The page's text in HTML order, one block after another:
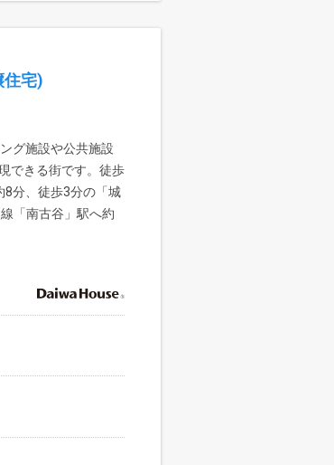
宅)
グ施設や公共施設
できる街です。徒歩
8分、徒歩3分の「城
「南古谷」駅へ約